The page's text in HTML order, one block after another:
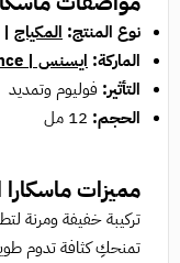
نوع المنتج: المكياج |
الماركة: ايسنس | essence
التأثير: فوليوم وتمديد
الحجم: 12 مل
مميزات
تركيبة خفيفة ومرنة
تمنحكِ كثافة تدوم طويلاً